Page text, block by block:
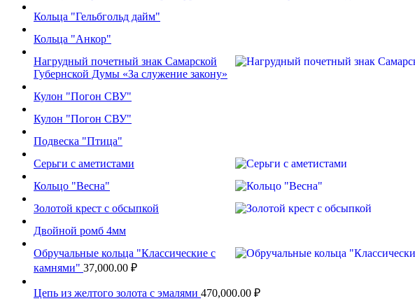
Кольца "Гельбгольд дайм"
Кольца "Анкор"
Нагрудный почетный знак Самарской
Губернской Думы «За служение закону»
Кулон "Погон СВУ"
Кулон "Погон СВУ"
Подвеска "Птица"
Серьги с аметистами
Кольцо "Весна"
Золотой крест с обсыпкой
Двойной ромб 4мм
Обручальные кольца "Классические с
камнями" 37,000.00 ₽
Цепь из желтого золота с эмалями 470,000.00 ₽